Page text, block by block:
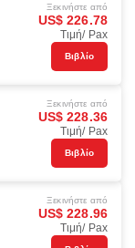
Ξεκινήστε από
US$ 226.78
Τιμή/ Pax
Βιβλίο
Ξεκινήστε από
US$ 228.36
Τιμή/ Pax
Βιβλίο
Ξεκινήστε από
US$ 228.96
Τιμή/ Pax